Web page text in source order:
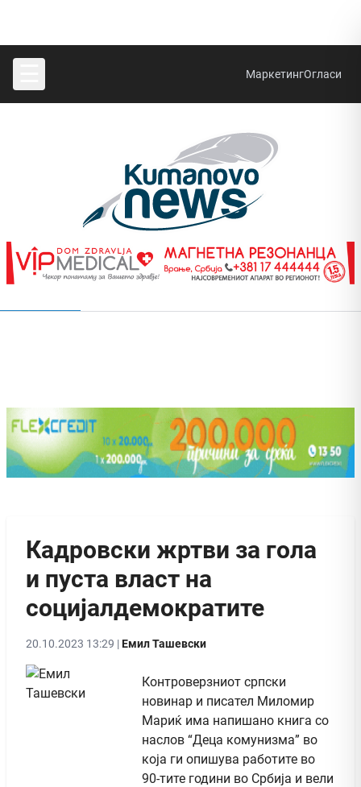
МаркетингОгласи
Кадровски жртви за гола
и пуста власт на
социјалдемократите
20.10.2023 13:29 |Емил Ташевски
Контроверзниот српски
новинар и писател Миломир
Мариќ има напишано книга со
наслов “Деца комунизма” во
која ги опишува работите во
90-тите години во Србија и вели